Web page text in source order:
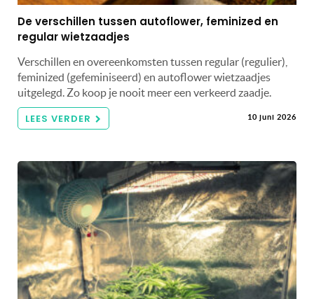
De verschillen tussen autoflower, feminized en
regular wietzaadjes
Verschillen en overeenkomsten tussen regular (regulier),
feminized (gefeminiseerd) en autoflower wietzaadjes
uitgelegd. Zo koop je nooit meer een verkeerd zaadje.
LEES VERDER 10 juni 2026